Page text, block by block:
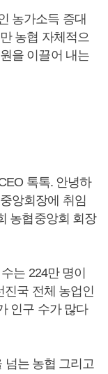
농가소득 증대
농협 자체적으
을 이끌어 내는
톡톡. 안녕하
앙회장에 취임
농협중앙회 회장
는 224만 명이
진국 전체 농업인
인구 수가 많다
넘는 농협 그리고